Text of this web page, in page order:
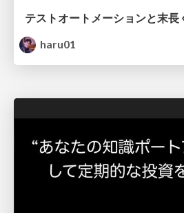
haru01